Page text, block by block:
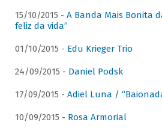
15/10/2015 - A Banda Mais Bonita
feliz da vida”
01/10/2015 - Edu Krieger Trio
24/09/2015 - Daniel Podsk
17/09/2015 - Adiel Luna /
10/09/2015 - Rosa Armorial